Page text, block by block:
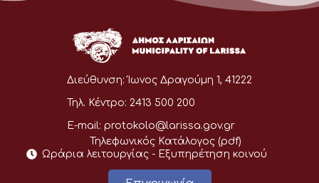
Διεύθυνση: Ίωνος Δραγούμη 1, 41222
Τηλ. Κέντρο: 2413 500 200
E-mail: protokolo@larissa.gov.gr
Τηλεφωνικός Κατάλογος (pdf)
Ωράρια λειτουργίας - Eξυπηρέτηση κοινού